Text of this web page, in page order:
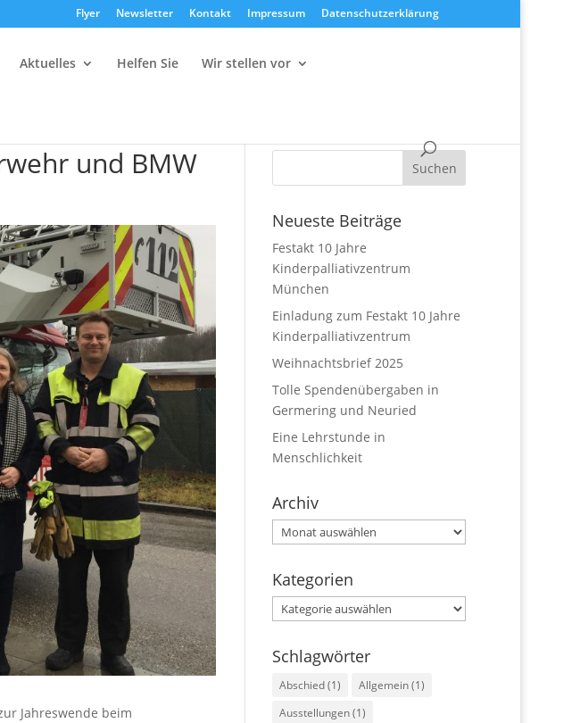
Flyer Newsletter Kontakt Impressum Datenschutzerklärung
Aktuelles Helfen Sie Wir stellen vor
und BMW
Jahreswende beim
Neueste Beiträge
Festakt 10 Jahre
Kinderpalliativzentrum
München
Einladung zum Festakt 10 Jahre
Kinderpalliativzentrum
Weihnachtsbrief 2025
Tolle Spendenübergaben in
Germering und Neuried
Eine Lehrstunde in
Menschlichkeit
Archiv
Archiv
Kategorien
Kategorien
Schlagwörter
Abschied(1) Allgemein(1)
Ausstellungen(1)